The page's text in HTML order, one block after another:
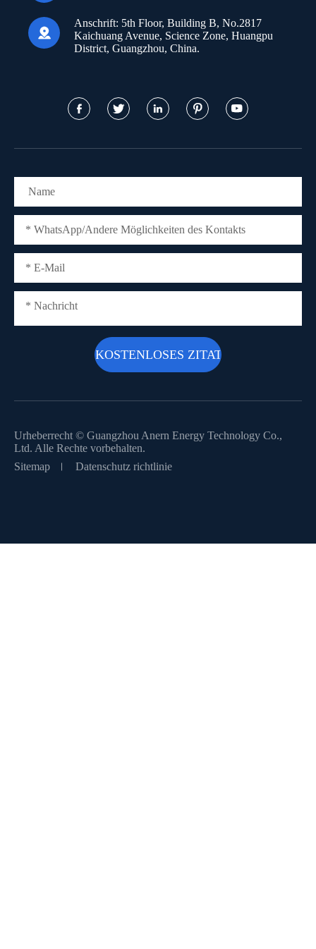

Anschrift: 5th Floor, Building B, No.2817
Kaichuang Avenue, Science Zone, Huangpu
District, Guangzhou, China.
    
Urheberrecht © Guangzhou Anern Energy Technology Co.,
Ltd. Alle Rechte vorbehalten.
Sitemap
Datenschutz richtlinie